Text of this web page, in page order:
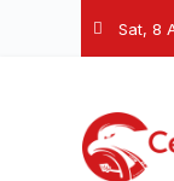
Sat, 8